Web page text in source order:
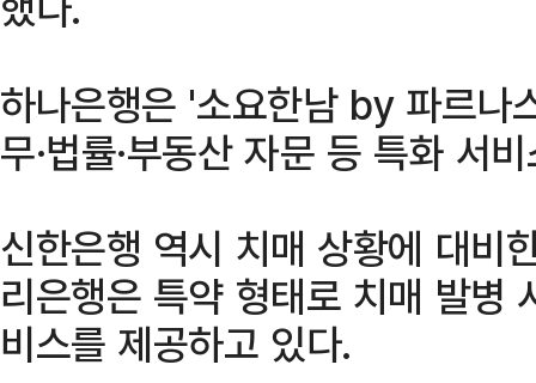
하나은행은 '소요한남 by 파르나
무·법률·부동산 자문 등 특화 서
신한은행 역시 치매 상황에 대비
리은행은 특약 형태로 치매 발병
비스를 제공하고 있다.